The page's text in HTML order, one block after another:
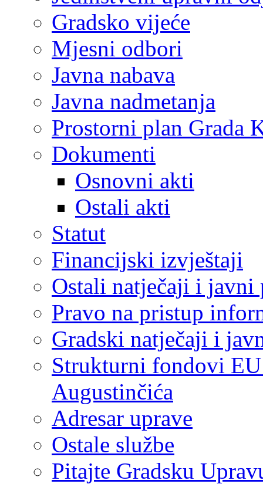
Gradsko vijeće
Mjesni odbori
Javna nabava
Javna nadmetanja
Prostorni plan Grada
Dokumenti
Osnovni akti
Ostali akti
Statut
Financijski izvještaji
Ostali natječaji i javni
Pravo na pristup
Gradski natječaji i
Strukturni fondovi
Augustinčića
Adresar uprave
Ostale službe
Pitajte Gradsku